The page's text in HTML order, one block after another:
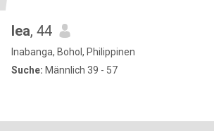
lea, 44
Inabanga, Bohol, Philippinen
Suche: Männlich 39 - 57